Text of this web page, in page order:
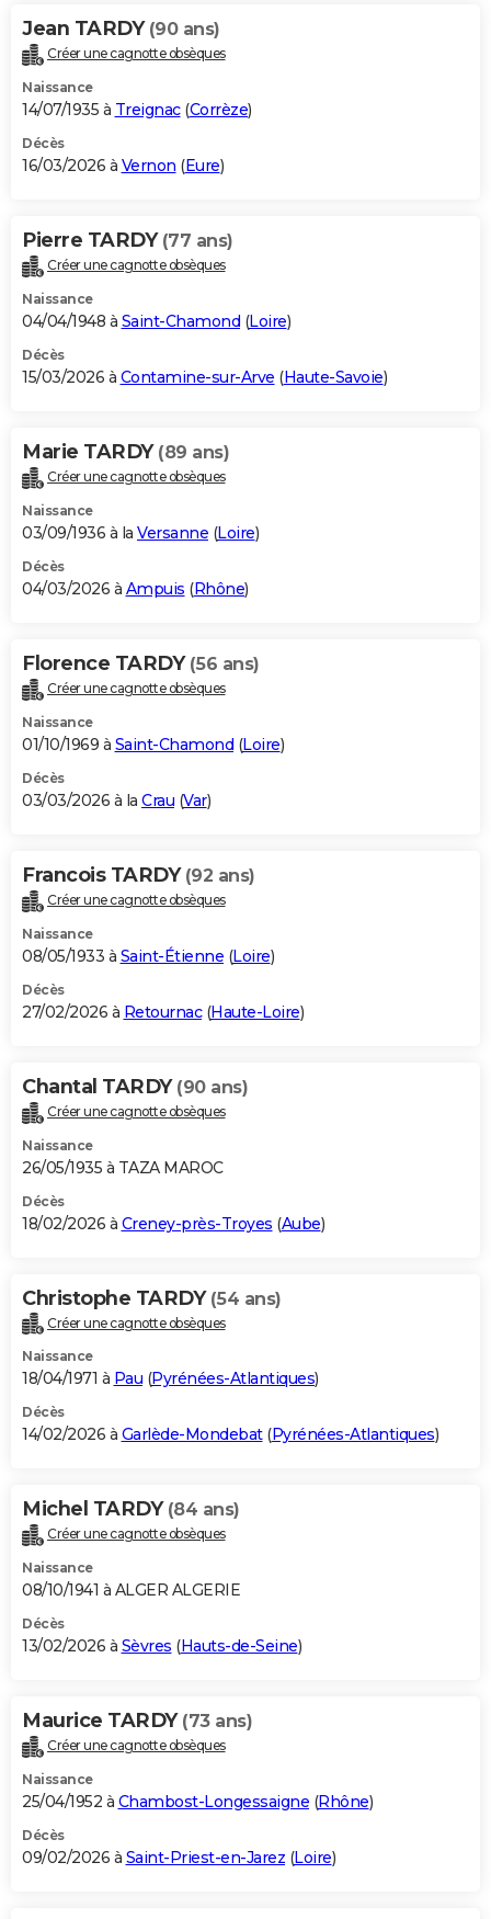
Jean TARDY (90 ans)
Créer une cagnotte obsèques
Naissance
14/07/1935 à Treignac(Corrèze)
Décès
16/03/2026 à Vernon (Eure)
Pierre TARDY (77 ans)
Créer une cagnotte obsèques
Naissance
04/04/1948 à Saint-Chamond (Loire)
Décès
15/03/2026 à Contamine-sur-Arve (Haute-Savoie)
Marie TARDY (89 ans)
Créer une cagnotte obsèques
Naissance
03/09/1936 à la Versanne (Loire)
Décès
04/03/2026 à Ampuis (Rhône)
Florence TARDY (56 ans)
Créer une cagnotte obsèques
Naissance
01/10/1969 à Saint-Chamond (Loire)
Décès
03/03/2026 à la Crau (Var)
Francois TARDY (92 ans)
Créer une cagnotte obsèques
Naissance
08/05/1933 à Saint-Étienne (Loire)
Décès
27/02/2026 à Retournac(Haute-Loire)
Chantal TARDY (90 ans)
Créer une cagnotte obsèques
Naissance
26/05/1935 à TAZA MAROC
Décès
18/02/2026 à Creney-près-Troyes (Aube)
Christophe TARDY (54 ans)
Créer une cagnotte obsèques
Naissance
18/04/1971 à Pau (Pyrénées-Atlantiques)
Décès
14/02/2026 à Garlède-Mondebat(Pyrénées-Atlantiques)
Michel TARDY (84 ans)
Créer une cagnotte obsèques
Naissance
08/10/1941 à ALGER ALGERIE
Décès
13/02/2026 à Sèvres (Hauts-de-Seine)
Maurice TARDY (73 ans)
Créer une cagnotte obsèques
Naissance
25/04/1952 à Chambost-Longessaigne (Rhône)
Décès
09/02/2026 à Saint-Priest-en-Jarez (Loire)